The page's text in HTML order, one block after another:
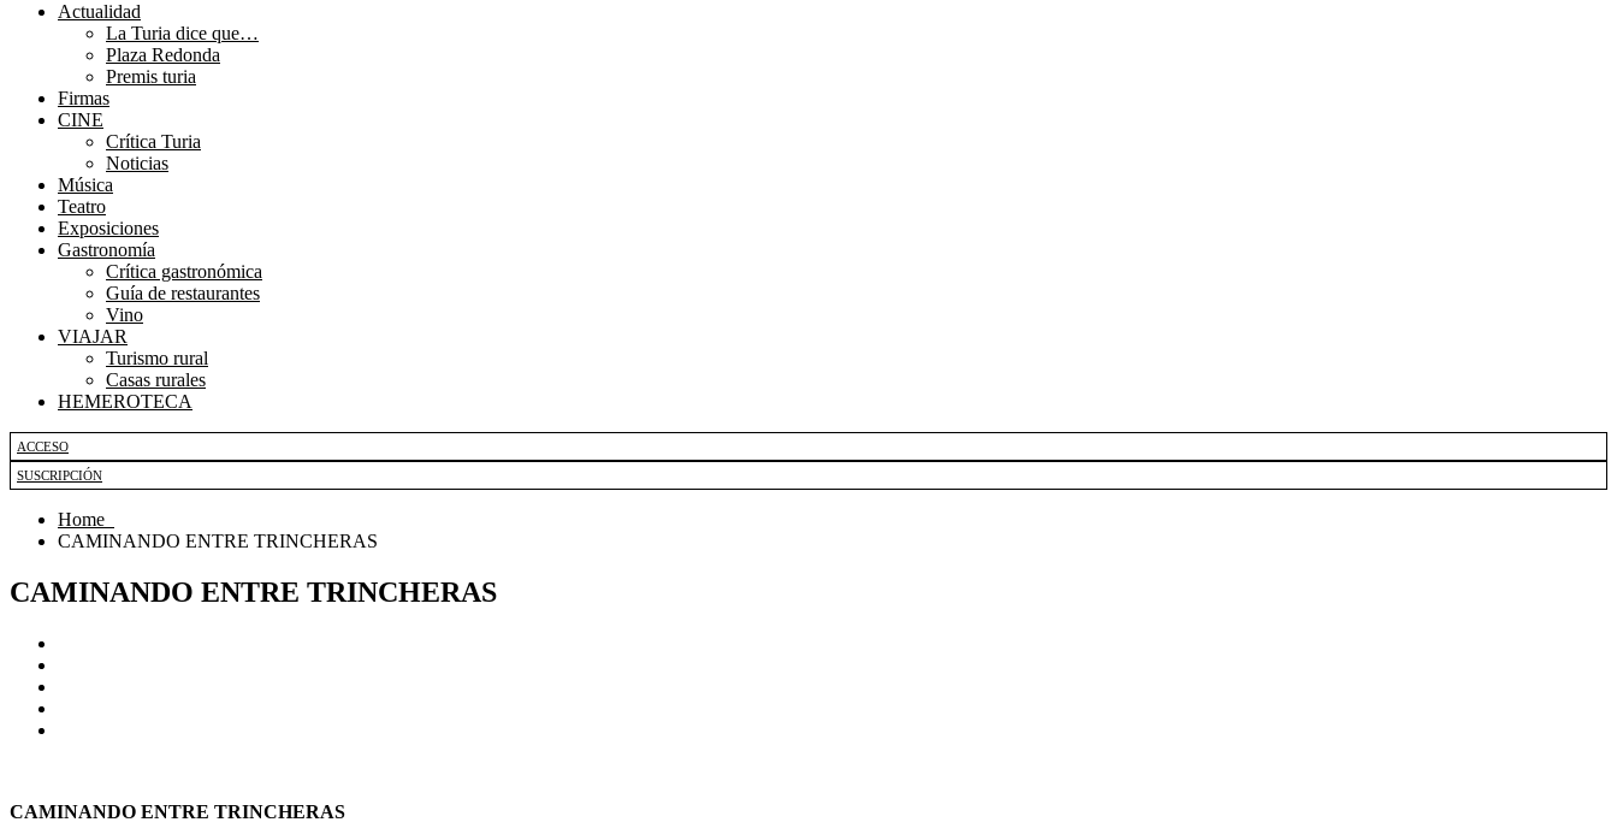
Actualidad
La Turia dice que…
Plaza Redonda
Premis turia
Firmas
CINE
Crítica Turia
Noticias
Música
Teatro
Exposiciones
Gastronomía
Crítica gastronómica
Guía de restaurantes
Vino
VIAJAR
Turismo rural
Casas rurales
HEMEROTECA
ACCESO
SUSCRIPCIÓN
Home
CAMINANDO ENTRE TRINCHERAS
CAMINANDO ENTRE TRINCHERAS
CAMINANDO ENTRE TRINCHERAS